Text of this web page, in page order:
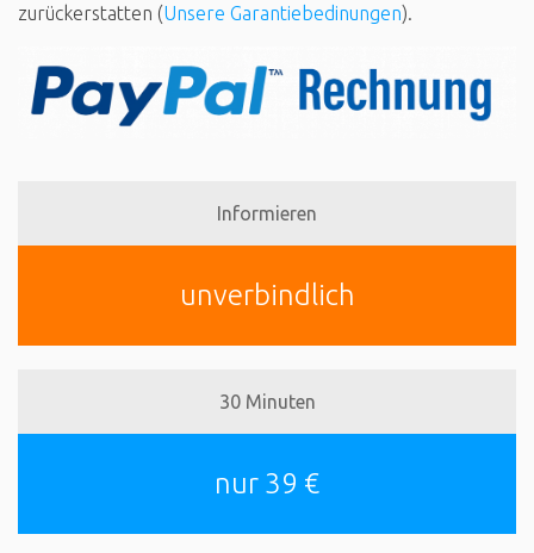
zurückerstatten (Unsere Garantiebedinungen).
Informieren
unverbindlich
30 Minuten
nur 39 €